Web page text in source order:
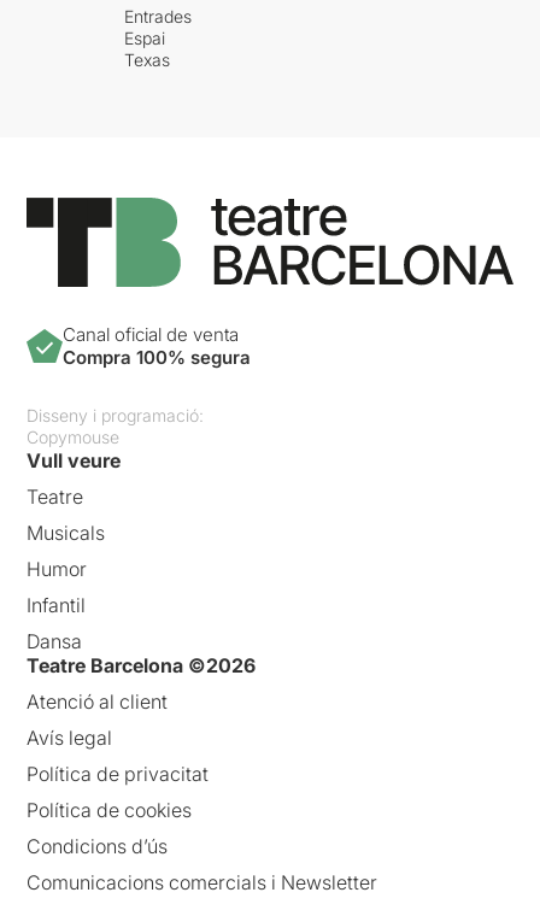
Entrades
Espai
Texas
Canal oficial de venta
Compra 100% segura
Disseny i programació:
Copymouse
Vull veure
Teatre
Musicals
Humor
Infantil
Dansa
Teatre Barcelona ©2026
Atenció al client
Avís legal
Política de privacitat
Política de cookies
Condicions d’ús
Comunicacions comercials i Newsletter